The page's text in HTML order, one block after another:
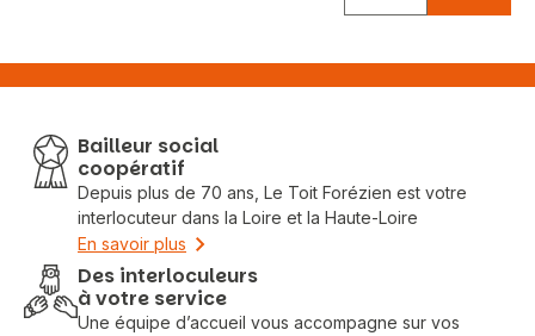
Bailleur social
coopératif
Depuis plus de 70 ans, Le Toit Forézien est votre
interlocuteur dans la Loire et la Haute-Loire
En savoir plus
Des interloculeurs
à votre service
Une équipe d’accueil vous accompagne sur vos